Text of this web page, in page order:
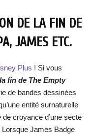
DE LA FIN DE
JAMES ETC.
Plus ! Si vous
fin de The Empty
de bandes dessinées
entité surnaturelle
croyance d’une secte
James Badge